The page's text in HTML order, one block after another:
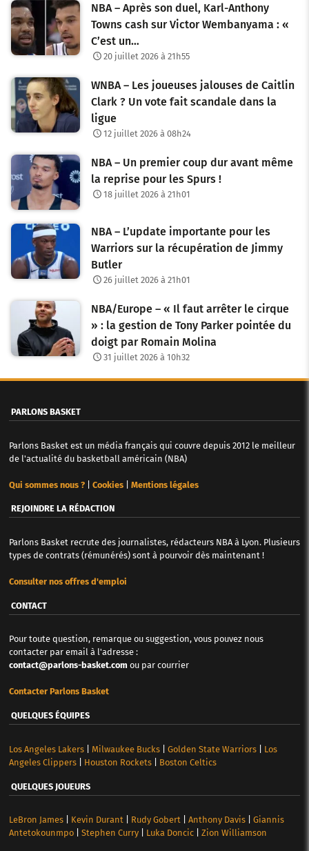
NBA – Après son duel, Karl-Anthony
Towns cash sur Victor Wembanyama : «
C’est un…
20 juillet 2026 à 21h55
WNBA – Les joueuses jalouses de Caitlin
Clark ? Un vote fait scandale dans la
ligue
12 juillet 2026 à 08h24
NBA – Un premier coup dur avant même
la reprise pour les Spurs !
18 juillet 2026 à 21h01
NBA – L’update importante pour les
Warriors sur la récupération de Jimmy
Butler
26 juillet 2026 à 21h01
NBA/Europe – « Il faut arrêter le cirque
» : la gestion de Tony Parker pointée du
doigt par Romain Molina
31 juillet 2026 à 10h32
PARLONS BASKET
Parlons Basket est un média français qui couvre depuis 2012 le meilleur
de l'actualité du basketball américain (NBA)
Qui sommes nous ?| Cookies| Mentions légales
REJOINDRE LA RÉDACTION
Parlons Basket recrute des journalistes, rédacteurs NBA à Lyon. Plusieurs
types de contrats (rémunérés) sont à pourvoir dès maintenant !
Consulter nos offres d'emploi
CONTACT
Pour toute question, remarque ou suggestion, vous pouvez nous
contacter par email à l'adresse :
contact@parlons-basket.com ou par courrier
Contacter Parlons Basket
QUELQUES ÉQUIPES
Los Angeles Lakers| Milwaukee Bucks| Golden State Warriors| Los
Angeles Clippers| Houston Rockets| Boston Celtics
QUELQUES JOUEURS
LeBron James| Kevin Durant| Rudy Gobert| Anthony Davis| Giannis
Antetokounmpo| Stephen Curry| Luka Doncic| Zion Williamson